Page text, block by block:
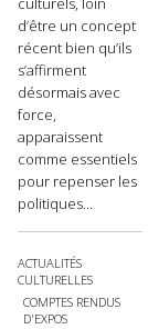
d’être un concept
récent bien qu’ils
s’affirment
désormais avec
force,
apparaissent
comme essentiels
pour repenser les
politiques...
ACTUALITÉS
CULTURELLES
COMPTES RENDUS
D'EXPOS